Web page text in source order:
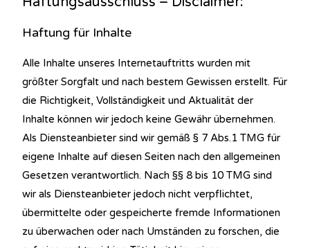
Haftung für Inhalte
Alle Inhalte unseres Internetauftritts wurden mit
größter Sorgfalt und nach bestem Gewissen erstellt. Für
die Richtigkeit, Vollständigkeit und Aktualität der
Inhalte können wir jedoch keine Gewähr übernehmen.
Als Diensteanbieter sind wir gemäß § 7 Abs.1 TMG für
eigene Inhalte auf diesen Seiten nach den allgemeinen
Gesetzen verantwortlich. Nach §§ 8 bis 10 TMG sind
wir als Diensteanbieter jedoch nicht verpflichtet,
übermittelte oder gespeicherte fremde Informationen
zu überwachen oder nach Umständen zu forschen, die